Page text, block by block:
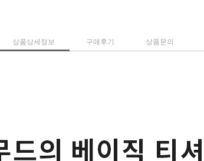
상품상세정보 구매후기 상품문의